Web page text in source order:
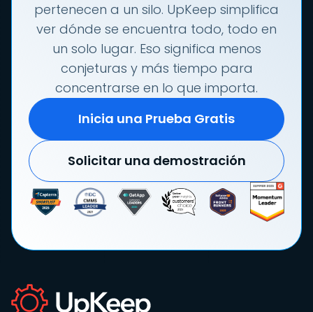
pertenecen a un silo. UpKeep simplifica
ver dónde se encuentra todo, todo en
un solo lugar. Eso significa menos
conjeturas y más tiempo para
concentrarse en lo que importa.
Inicia una Prueba Gratis
Solicitar una demostración